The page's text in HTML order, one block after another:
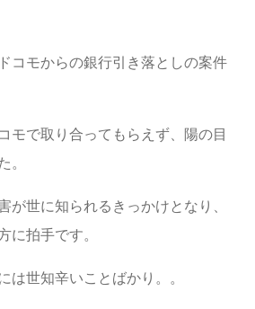
コモからの銀行引き落としの案件
モで取り合ってもらえず、陽の目
。
が世に知られるきっかけとなり、
に拍手です。
は世知辛いことばかり。。